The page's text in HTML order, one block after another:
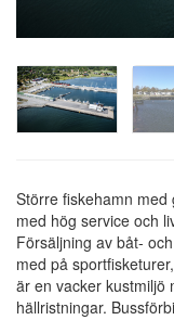
Större fiskehamn
med hög service och
Försäljning av båt-
med på
är en vacker kustmiljö
hällristningar.